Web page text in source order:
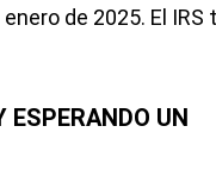
de 2025. El IRS
ESPERANDO UN